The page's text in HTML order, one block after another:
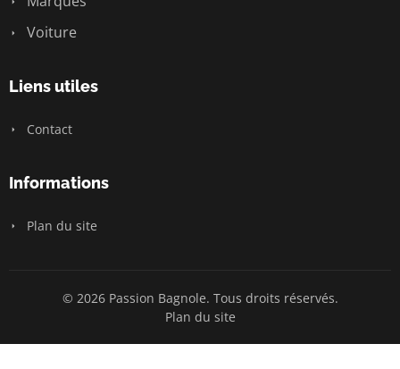
Voiture
Liens utiles
Contact
Informations
Plan du site
© 2026 Passion Bagnole. Tous droits réservés.
Plan du site